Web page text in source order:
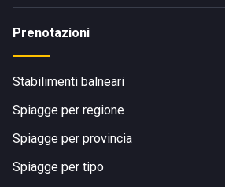
Prenotazioni
Stabilimenti balneari
Spiagge per regione
Spiagge per provincia
Spiagge per tipo